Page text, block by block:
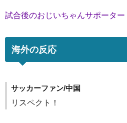
試合後のおじいちゃんサポーター
海外の反応
サッカーファン/中国
リスペクト！